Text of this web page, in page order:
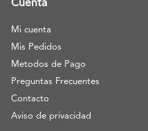
Cuenta
Mi cuenta
Mis Pedidos
Metodos de Pago
Preguntas Frecuentes
Contacto
Aviso de privacidad